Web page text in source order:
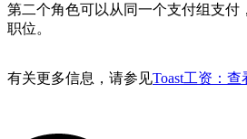
第二个角色可以从同一个支付组支付，
职位。
有关更多信息，请参见Toast工资：查